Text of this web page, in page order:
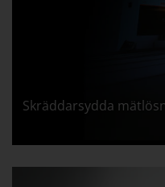
Skräddarsydda